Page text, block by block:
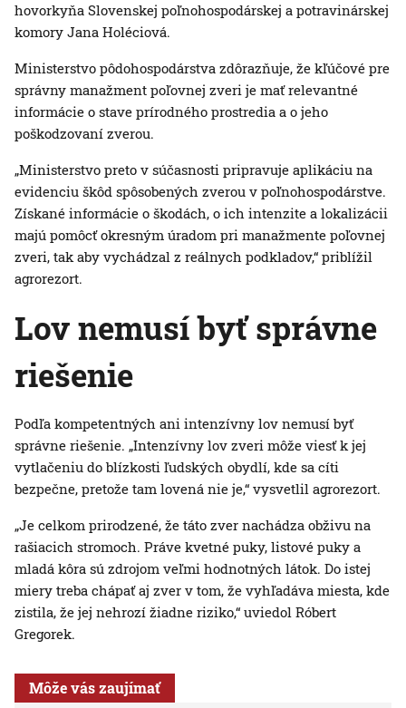
hovorkyňa Slovenskej poľnohospodárskej a potravinárskej
komory Jana Holéciová.
Ministerstvo pôdohospodárstva zdôrazňuje, že kľúčové pre
správny manažment poľovnej zveri je mať relevantné
informácie o stave prírodného prostredia a o jeho
poškodzovaní zverou.
„Ministerstvo preto v súčasnosti pripravuje aplikáciu na
evidenciu škôd spôsobených zverou v poľnohospodárstve.
Získané informácie o škodách, o ich intenzite a lokalizácii
majú pomôcť okresným úradom pri manažmente poľovnej
zveri, tak aby vychádzal z reálnych podkladov,“ priblížil
agrorezort.
Lov nemusí byť správne
riešenie
Podľa kompetentných ani intenzívny lov nemusí byť
správne riešenie. „Intenzívny lov zveri môže viesť k jej
vytlačeniu do blízkosti ľudských obydlí, kde sa cíti
bezpečne, pretože tam lovená nie je,“ vysvetlil agrorezort.
„Je celkom prirodzené, že táto zver nachádza obživu na
rašiacich stromoch. Práve kvetné puky, listové puky a
mladá kôra sú zdrojom veľmi hodnotných látok. Do istej
miery treba chápať aj zver v tom, že vyhľadáva miesta, kde
zistila, že jej nehrozí žiadne riziko,“ uviedol Róbert
Gregorek.
Môže vás zaujímať